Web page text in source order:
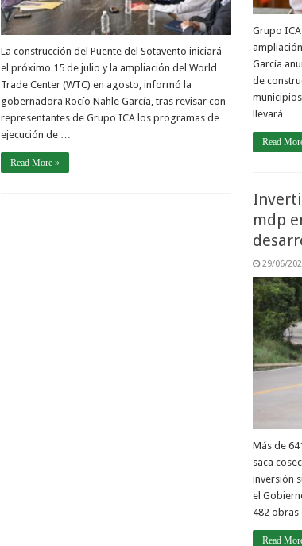
La construcción del Puente del Sotavento iniciará
el próximo 15 de julio y la ampliación del World
Trade Center (WTC) en agosto, informó la
gobernadora Rocío Nahle García, tras revisar con
representantes de Grupo ICA los programas de
ejecución de …
Read More »
Grupo
García
de
llevará …
Read
mdp
29/06/
Más de
saca
inversión
el
482
Read